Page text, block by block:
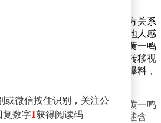
与闺蜜曾关系密切，但近期双方关系
台发文，指控黄一鸣不仅介入他人感
身份进行商业炒作。她透露，黄一鸣
友，并在事后通过抹黑对方来转移视
证据，但结合此前前男友的爆料，
扯其中。闺蜜在爆料中暗示，黄一鸣
，曾向她透露过细节。虽然表述含
或微信按住识别，关注公
复数字1获得阅读码